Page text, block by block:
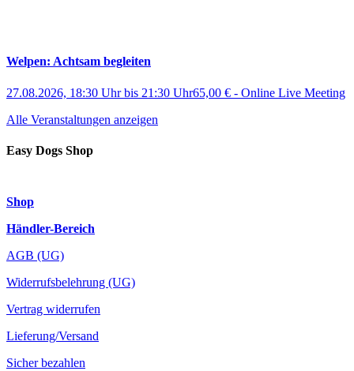
Welpen: Achtsam begleiten
27.08.2026, 18:30 Uhrbis 21:30 Uhr65,00 € - Online Live Meeting
Alle Veranstaltungen anzeigen
Easy Dogs Shop
Shop
Händler-Bereich
AGB (UG)
Widerrufsbelehrung (UG)
Vertrag widerrufen
Lieferung/Versand
Sicher bezahlen